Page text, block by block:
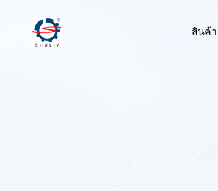
สินค้า